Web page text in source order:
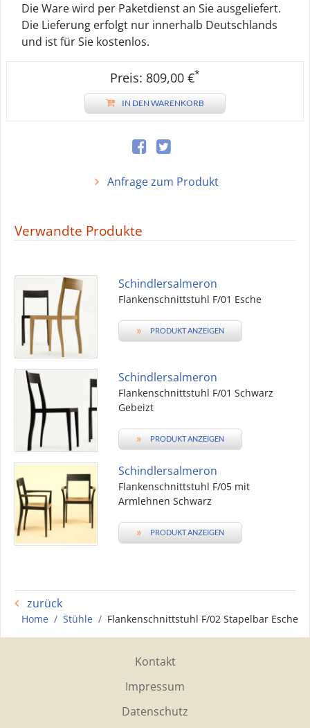
Die Ware wird per Paketdienst an Sie ausgeliefert.
Die Lieferung erfolgt nur innerhalb Deutschlands
und ist für Sie kostenlos.
Preis: 809,00 €*
IN DEN WARENKORB
Anfrage zum Produkt
Verwandte Produkte
Schindlersalmeron
Flankenschnittstuhl F/01 Esche
» PRODUKT ANZEIGEN
Schindlersalmeron
Flankenschnittstuhl F/01 Schwarz
Gebeizt
» PRODUKT ANZEIGEN
Schindlersalmeron
Flankenschnittstuhl F/05 mit
Armlehnen Schwarz
» PRODUKT ANZEIGEN
zurück
Home Stühle Flankenschnittstuhl F/02 Stapelbar Esche
Kontakt
Impressum
Datenschutz